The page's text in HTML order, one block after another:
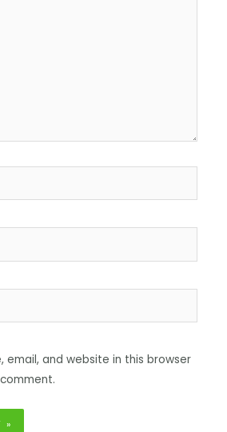
email, and website in this browser